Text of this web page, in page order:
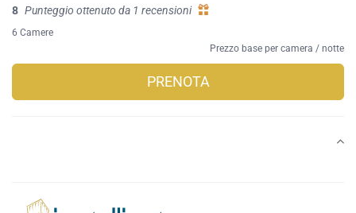
8 Punteggio ottenuto da 1 recensioni
6 Camere
Prezzo base per camera / notte
PRENOTA